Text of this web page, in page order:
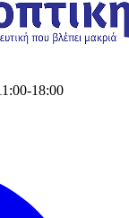
18:00